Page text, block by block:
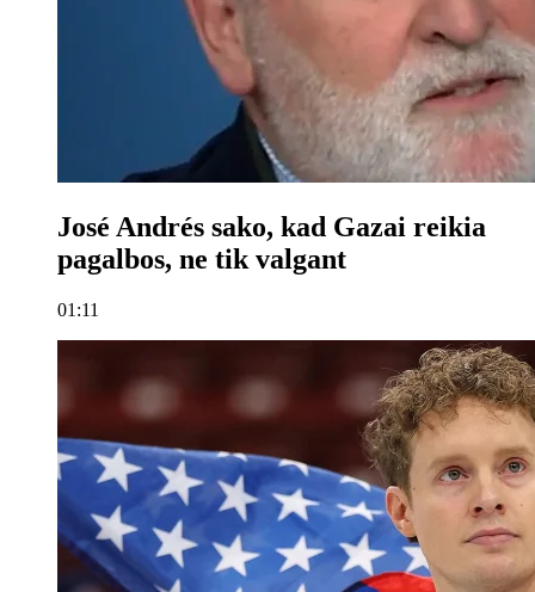
José Andrés sako, kad Gazai reikia
pagalbos, ne tik valgant
01:11